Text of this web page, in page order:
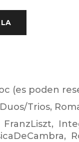
(es poden
Duos/Trios,
FranzLiszt,
,